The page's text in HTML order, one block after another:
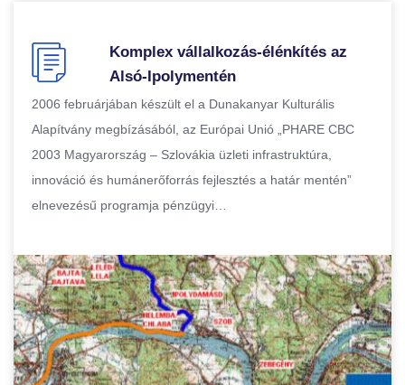
Komplex vállalkozás-élénkítés az
Alsó-Ipolymentén
2006 februárjában készült el a Dunakanyar Kulturális
Alapítvány megbízásából, az Európai Unió „PHARE CBC
2003 Magyarország – Szlovákia üzleti infrastruktúra,
innováció és humánerőforrás fejlesztés a határ mentén”
elnevezésű programja pénzügyi…